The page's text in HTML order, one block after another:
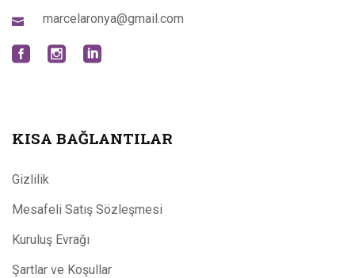
marcelaronya@gmail.com
KISA BAĞLANTILAR
Gizlilik
Mesafeli Satış Sözleşmesi
Kuruluş Evrağı
Şartlar ve Koşullar